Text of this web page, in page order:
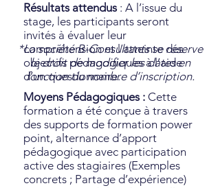
Résultats attendus : A l’issue du
stage, les participants seront
invités à évaluer leur
compréhension et l’atteinte des
objectifs pédagogiques à l’aide
d’un questionnaire.
Moyens Pédagogiques : Cette
formation a été conçue à travers
des supports de formation power
point, alternance d’apport
pédagogique avec participation
active des stagiaires (Exemples
concrets ; Partage d’expérience)
*La société B-Consultants se réserve
le droit de modifier les dates en
fonction du nombre d’inscription.